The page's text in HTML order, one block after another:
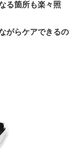
る箇所も楽々照
がらケアできるの